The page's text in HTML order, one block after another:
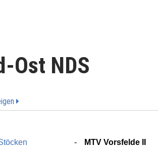
Ost NDS
MTV Vorsfelde II